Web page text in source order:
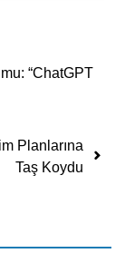
“ChatGPT
Planlarına
Taş Koydu